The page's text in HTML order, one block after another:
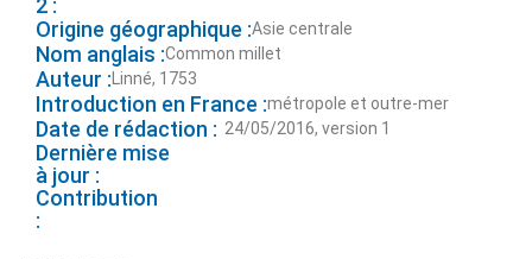
2 :
Origine géographique :Asie centrale
Nom anglais :Common millet
Auteur : Linné, 1753
Introduction en France :métropole et outre-mer
Date de rédaction : 24/05/2016, version 1
Dernière mise
à jour :
Contribution
: